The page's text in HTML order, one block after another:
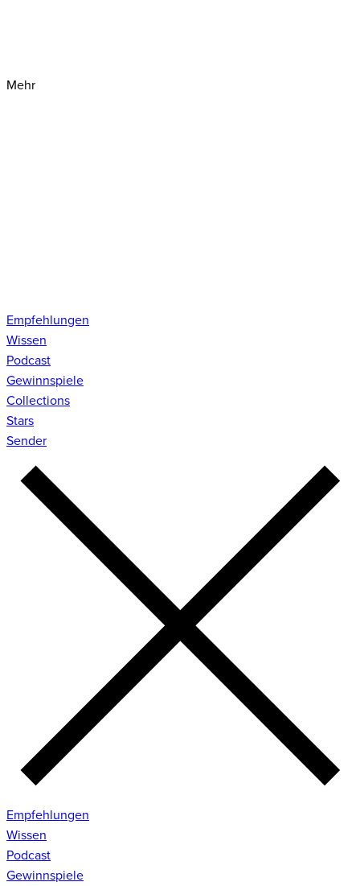
Mehr
Empfehlungen
Wissen
Podcast
Gewinnspiele
Collections
Stars
Sender
Empfehlungen
Wissen
Podcast
Gewinnspiele